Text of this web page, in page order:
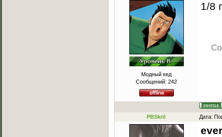
Модный кед
Сообщений: 242
1/8
PBSkril Дата: